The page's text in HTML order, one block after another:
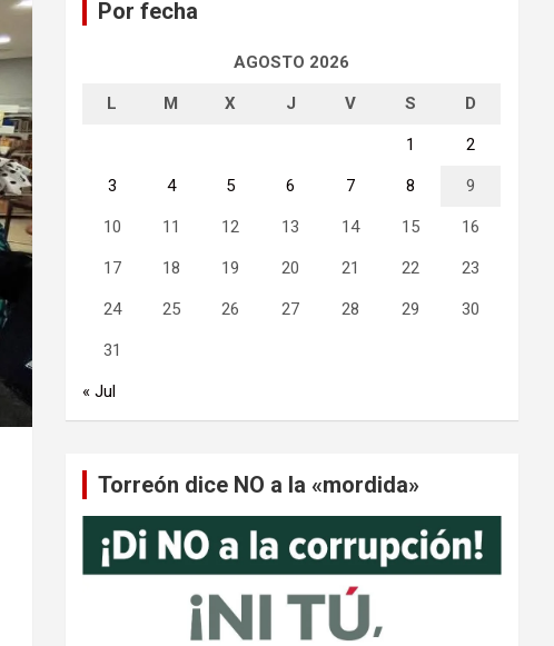
Por fecha
AGOSTO 2026
L M X J V S D
1 2
3 4 5 6 7 8 9
10 11 12 13 14 15 16
17 18 19 20 21 22 23
24 25 26 27 28 29 30
31
« Jul
Torreón dice NO a la «mordida»